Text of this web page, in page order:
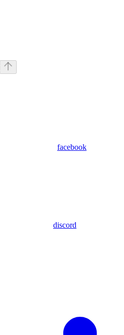
facebook
discord